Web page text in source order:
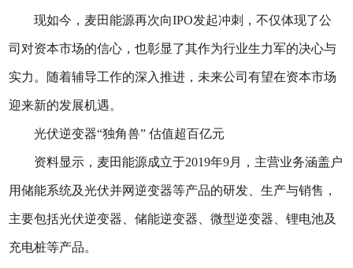
现如今，麦田能源再次向IPO发起冲刺，不仅体现了公
司对资本市场的信心，也彰显了其作为行业生力军的决心与
实力。随着辅导工作的深入推进，未来公司有望在资本市场
迎来新的发展机遇。
光伏逆变器“独角兽” 估值超百亿元
资料显示，麦田能源成立于2019年9月，主营业务涵盖户
用储能系统及光伏并网逆变器等产品的研发、生产与销售，
主要包括光伏逆变器、储能逆变器、微型逆变器、锂电池及
充电桩等产品。